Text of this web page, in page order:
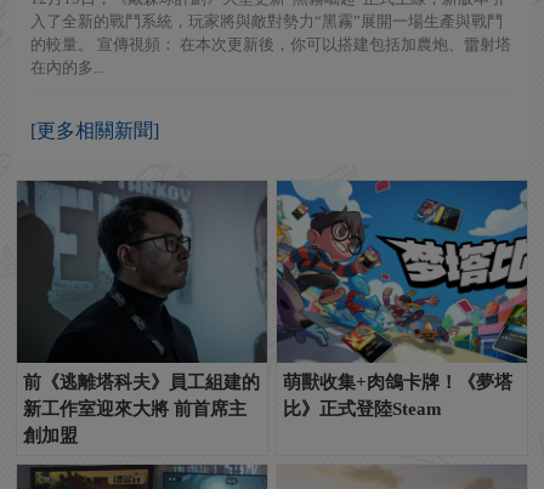
入了全新的戰鬥系統，玩家將與敵對勢力“黑霧”展開一場生產與戰鬥
的較量。 宣傳視頻： 在本次更新後，你可以搭建包括加農炮、雷射塔
在內的多...
[更多相關新聞]
前《逃離塔科夫》員工組建的
新工作室迎來大將 前首席主
創加盟
萌獸收集+肉鴿卡牌！《夢塔
比》正式登陸Steam